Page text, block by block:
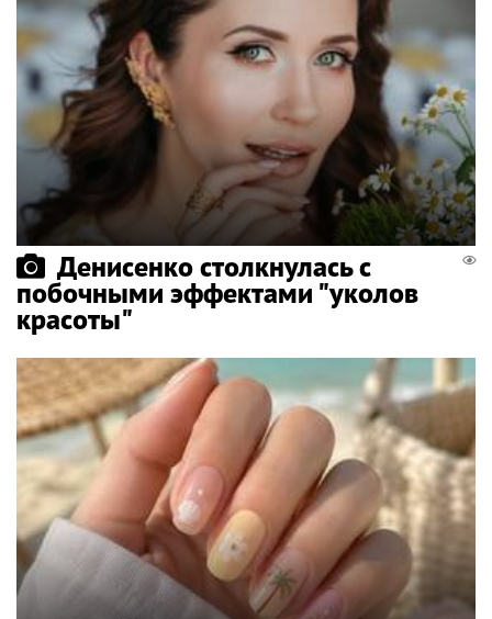
Денисенко столкнулась с
побочными эффектами "уколов
красоты"